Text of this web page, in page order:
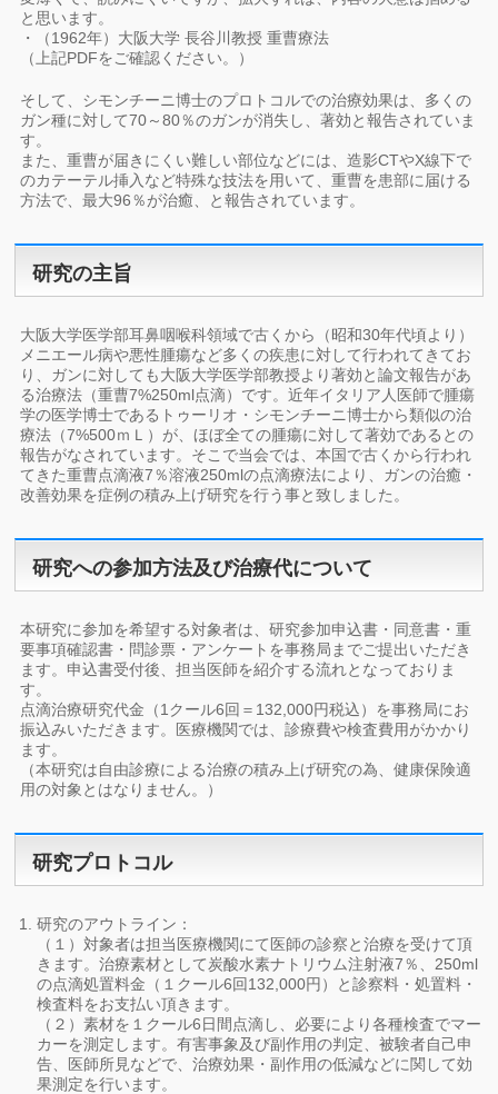
と思います。
・（1962年）大阪大学 長谷川教授 重曹療法
（上記PDFをご確認ください。）
そして、シモンチーニ博士のプロトコルでの治療効果は、多くの
ガン種に対して70～80％のガンが消失し、著効と報告されていま
す。
また、重曹が届きにくい難しい部位などには、造影CTやX線下で
のカテーテル挿入など特殊な技法を用いて、重曹を患部に届ける
方法で、最大96％が治癒、と報告されています。
研究の主旨
大阪大学医学部耳鼻咽喉科領域で古くから（昭和30年代頃より）
メニエール病や悪性腫瘍など多くの疾患に対して行われてきてお
り、ガンに対しても大阪大学医学部教授より著効と論文報告があ
る治療法（重曹7%250ml点滴）です。近年イタリア人医師で腫瘍
学の医学博士であるトゥーリオ・シモンチーニ博士から類似の治
療法（7%500ｍＬ）が、ほぼ全ての腫瘍に対して著効であるとの
報告がなされています。そこで当会では、本国で古くから行われ
てきた重曹点滴液7％溶液250mlの点滴療法により、ガンの治癒・
改善効果を症例の積み上げ研究を行う事と致しました。
研究への参加方法及び治療代について
本研究に参加を希望する対象者は、研究参加申込書・同意書・重
要事項確認書・問診票・アンケートを事務局までご提出いただき
ます。申込書受付後、担当医師を紹介する流れとなっておりま
す。
点滴治療研究代金（1クール6回＝132,000円税込）を事務局にお
振込みいただきます。医療機関では、診療費や検査費用がかかり
ます。
（本研究は自由診療による治療の積み上げ研究の為、健康保険適
用の対象とはなりません。）
研究プロトコル
研究のアウトライン：
（１）対象者は担当医療機関にて医師の診察と治療を受けて頂
きます。治療素材として炭酸水素ナトリウム注射液7％、250ml
の点滴処置料金（１クール6回132,000円）と診察料・処置料・
検査料をお支払い頂きます。
（２）素材を１クール6日間点滴し、必要により各種検査でマー
カーを測定します。有害事象及び副作用の判定、被験者自己申
告、医師所見などで、治療効果・副作用の低減などに関して効
果測定を行います。